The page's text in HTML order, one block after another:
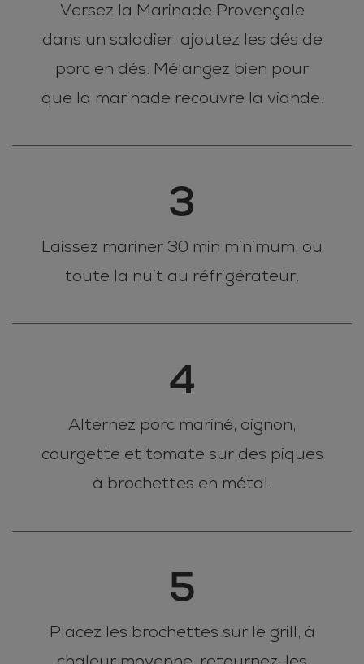
Versez la Marinade Provençale
dans un saladier, ajoutez les dés de
porc en dés. Mélangez bien pour
que la marinade recouvre la viande.
3
Laissez mariner 30 min minimum, ou
toute la nuit au réfrigérateur.
4
Alternez porc mariné, oignon,
courgette et tomate sur des piques
à brochettes en métal.
5
Placez les brochettes sur le grill, à